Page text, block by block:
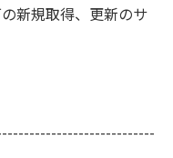
新規取得、更新のサ